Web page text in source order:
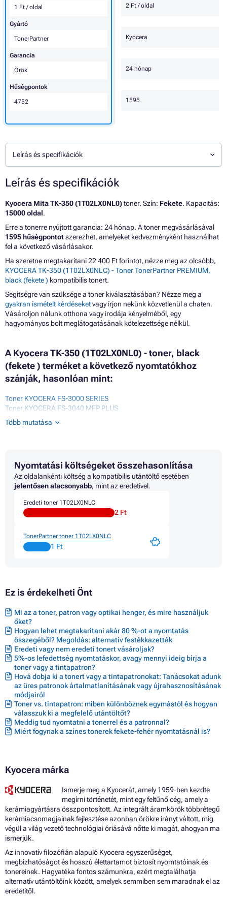
2 Ft / oldal
Kyocera
24 hónap
1595
1 Ft / oldal
Gyártó
TonerPartner
Garancia
Örök
Hűségpontok
4752
Leírás és specifikációk
Leírás és specifikációk
Kyocera Mita TK-350 (1T02LX0NL0)toner. Szín: Fekete. Kapacitás:
15000 oldal.
Erre a tonerre nyújtott garancia: 24 hónap. A toner megvásárlásával
1595 hűségpontotszerezhet, amelyeket kedvezményként használhat
fel a következő vásárlásakor.
Ha szeretne megtakarítani 22 400 Ft forintot, nézze meg az olcsóbb,
KYOCERA TK-350 (1T02LX0NLC) - Toner TonerPartner PREMIUM,
black (fekete ) kompatibilis tonert.
Segítségre van szüksége a toner kiválasztásában? Nézze meg a
gyakran ismételt kérdéseketvagy írjon nekünk közvetlenül a chaten.
Vásároljon nálunk otthona vagy irodája kényelméből, egy
hagyományos bolt meglátogatásának kötelezettsége nélkül.
A Kyocera TK-350 (1T02LX0NL0) - toner, black
(fekete ) terméket a következő nyomtatókhoz
szánják, hasonlóan mint:
Toner KYOCERA FS-3000 SERIES
Toner KYOCERA FS-3040 MFP PLUS
Toner KYOCERA FS-3040MFP
Toner KYOCERA FS-3100 SERIES
Toner KYOCERA FS-3640 MFP
Toner KYOCERA FS-3920DN
Több mutatása
Nyomtatási költségeket összehasonlítása
Az oldalankénti költség a kompatibilis utántöltő esetében
jelentősen alacsonyabb, mint az eredetivel.
Eredeti toner 1T02LX0NLC
2 Ft
TonerPartner toner 1T02LX0NLC
1 Ft
Ez is érdekelheti Önt
Mi az a toner, patron vagy optikai henger, és mire használjuk
őket?
Hogyan lehet megtakarítani akár 80 %-ot a nyomtatás
összegéből? Megoldás: alternatív festékkazetták
Eredeti vagy nem eredeti tonert vásároljak?
5%-os lefedettség nyomtatáskor, avagy mennyi ideig bírja a
toner vagy a tintapatron?
Hová dobja ki a tonert vagy a tintapatronokat: Tanácsokat adunk
az üres patronok ártalmatlanításának vagy újrahasznosításának
módjairól
Toner vs. tintapatron: miben különböznek egymástól és hogyan
válasszuk ki a megfelelő utántöltőt?
Meddig tud nyomtatni a tonerrel és a patronnal?
Miért fogynak a színes tonerek fekete-fehér nyomtatásnál is?
Kyocera márka
Ismerje meg a Kyocerát, amely 1959-ben kezdte
megírni történetét, mint egy feltűnő cég, amely a
kerámiagyártásra összpontosított. Az integrált áramkörök többrétegű
kerámiacsomagjainak fejlesztése azonban örökre irányt váltott, míg
végül a világ vezető technológiai óriásává nőtte ki magát, ahogyan ma
ismerjük.
Az innovatív filozófián alapuló Kyocera egyszerűséget,
megbízhatóságot és hosszú élettartamot biztosít nyomtatóinak és
tonereinek. Hagyatéka fontos számunkra, ezért megtalálhatja
alternatív utántöltőink között, amelyek semmiben sem maradnak el az
eredetitől.